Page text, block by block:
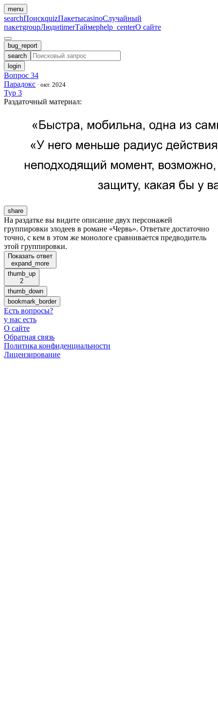
menu
searchПоискquizПакетыcasinoСлучайный
пакетgroupЛюдиtimerТаймерhelp_centerО сайте
bug_report
search
login
Вопрос 34
Парадокс · окт. 2024
Тур 3
Раздаточный материал:
share
На раздатке вы видите описание двух персонажей
группировки злодеев в романе «Червь». Ответьте достаточно
точно, с кем в этом же монологе сравнивается предводитель
этой группировки.
Показать ответ
expand_more
thumb_up
2
thumb_down
bookmark_border
Есть вопросы?
у нас есть
О сайте
Обратная связь
Политика конфиденциальности
Лицензирование